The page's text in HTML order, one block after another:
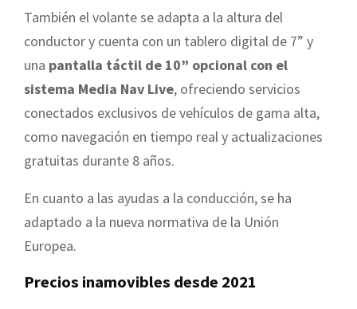
También el volante se adapta a la altura del
conductor y cuenta con un tablero digital de 7” y
una pantalla táctil de 10” opcional con el
sistema Media Nav Live, ofreciendo servicios
conectados exclusivos de vehículos de gama alta,
como navegación en tiempo real y actualizaciones
gratuitas durante 8 años.
En cuanto a las ayudas a la conducción, se ha
adaptado a la nueva normativa de la Unión
Europea.
Precios inamovibles desde 2021